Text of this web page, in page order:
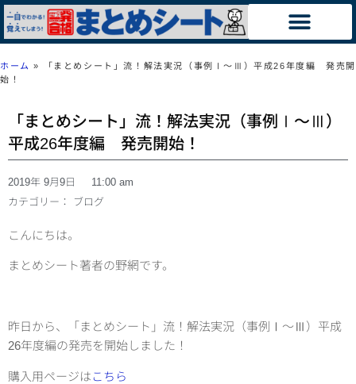
ホーム »
「まとめシート」流！解法実況（事例Ⅰ～Ⅲ）平成26年度編 発売開
始！
「まとめシート」流！解法実況（事例Ⅰ～Ⅲ）
平成26年度編 発売開始！
2019年 9月9日
11:00 am
カテゴリー：
ブログ
こんにちは。
まとめシート著者の野網です。
昨日から、「まとめシート」流！解法実況（事例Ⅰ～Ⅲ）平成
26年度編の発売を開始しました！
購入用ページはこちら